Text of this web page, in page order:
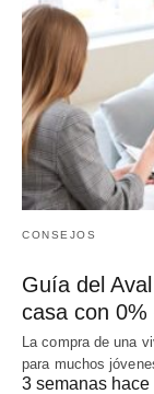
CONSEJOS
Guía del
casa con
La compra de una
para muchos
3 semanas hace